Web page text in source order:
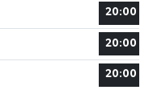
20:00
20:00
20:00